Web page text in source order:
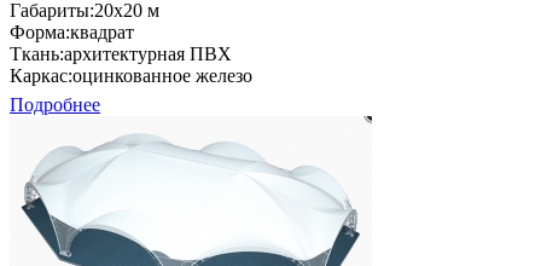
Габариты:20x20 м
Форма:квадрат
Ткань:архитектурная ПВХ
Каркас:оцинкованное железо
Подробнее